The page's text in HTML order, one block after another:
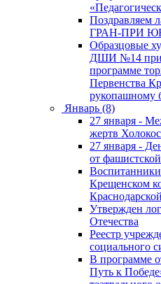
Поздравляем
ГРАН-ПРИ
Образцовые
ДШИ №14
программе
Первенства
рукопашному
Январь (8)
27 января -
жертв
27 января -
от
Крещенском
Утвержден
Отечества
Реестр
социального
В программе
Путь к